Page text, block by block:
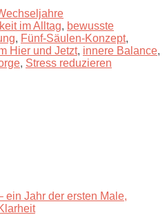
im Alltag, bewusste
, Fünf-Säulen-Konzept,
Hier und Jetzt, innere Balance,
, Stress reduzieren
ein Jahr der ersten Male,